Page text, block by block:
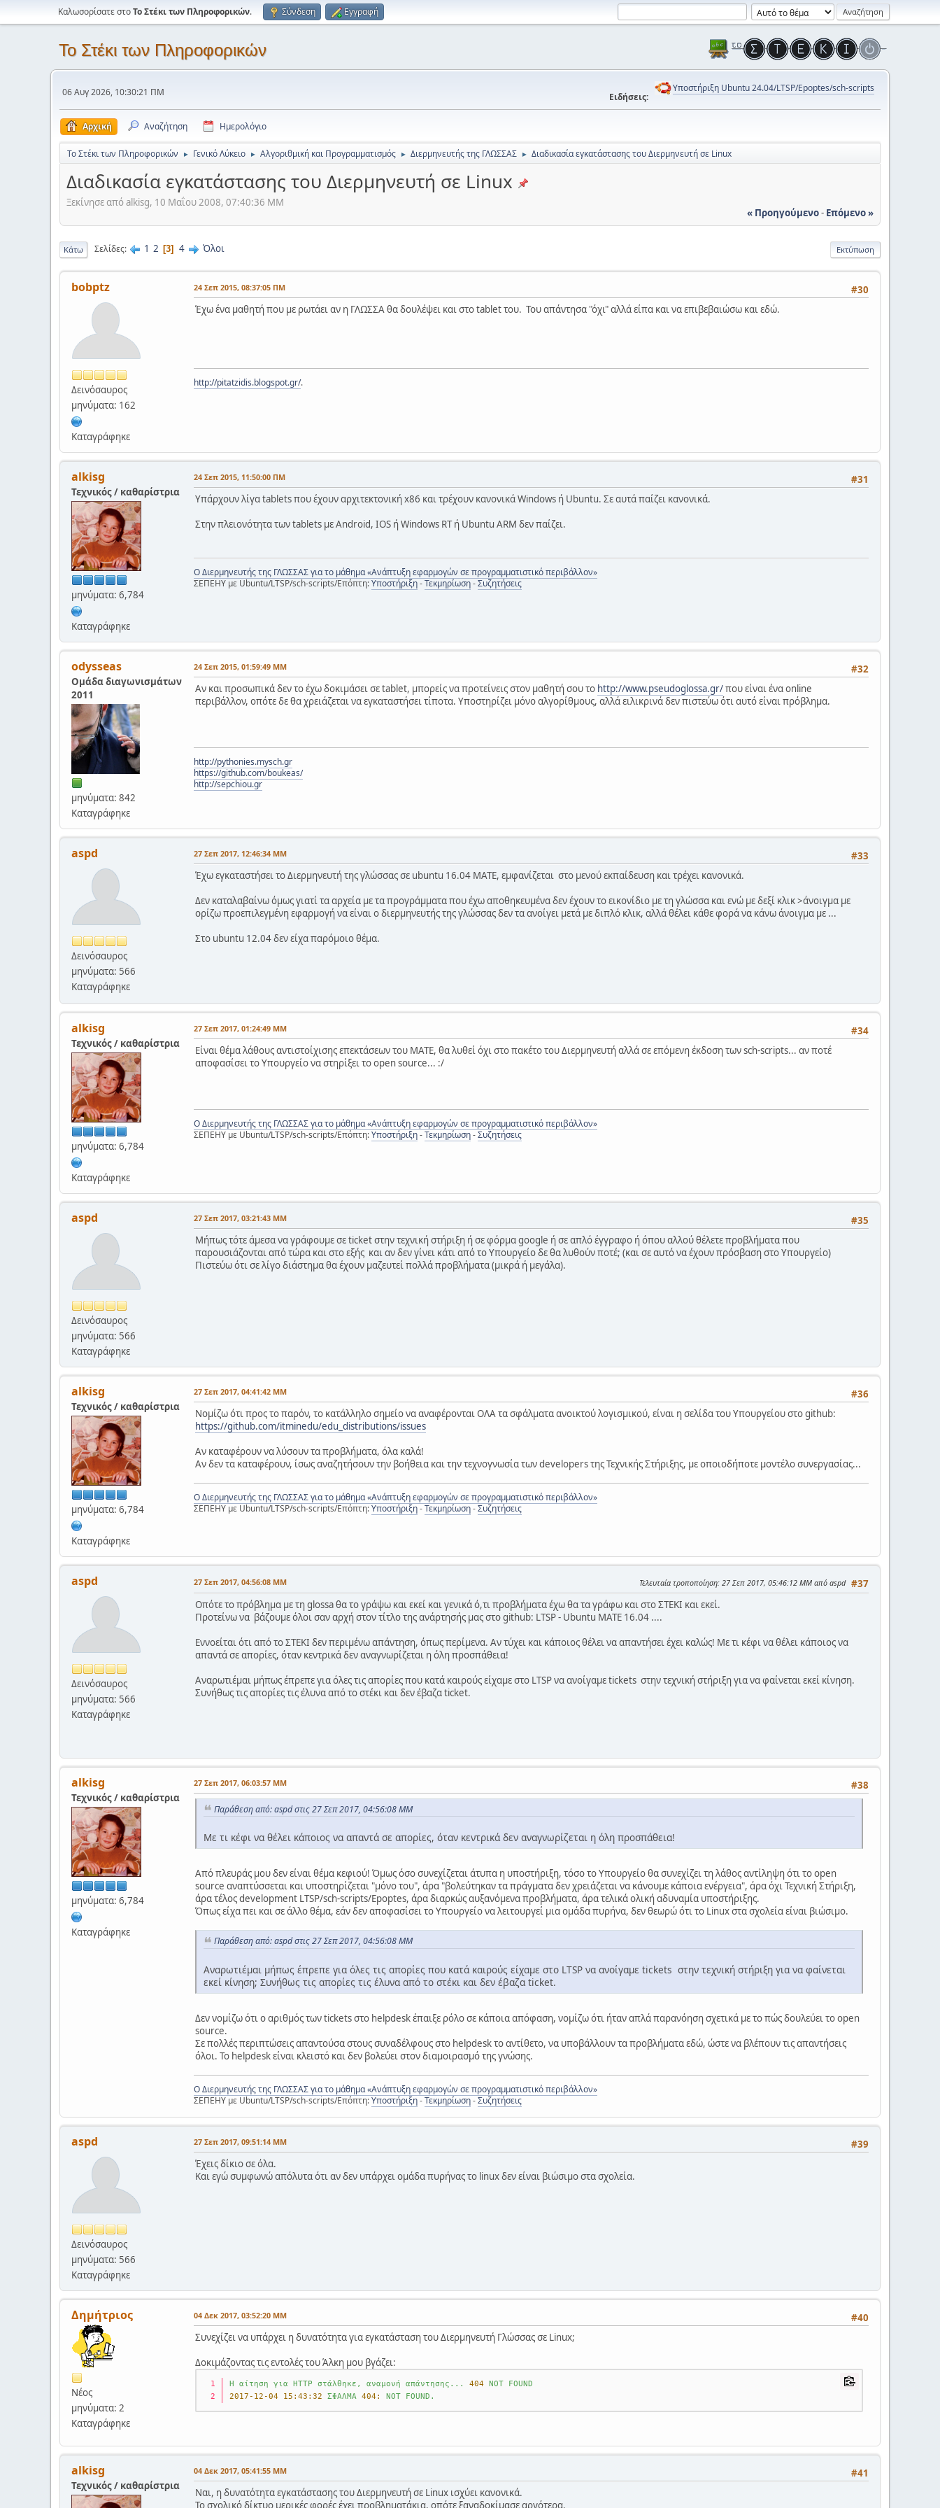
Καλωσορίσατε στοΤο Στέκι των Πληροφορικών. Σύνδεση Εγγραφή
Το Στέκι των Πληροφορικών
06 Αυγ 2026, 10:30:21 ΠΜ Ειδήσεις:
Υποστήριξη Ubuntu 24.04/LTSP/Epoptes/sch-scripts
Αρχική Αναζήτηση Ημερολόγιο
Το Στέκι των Πληροφορικών ► Γενικό Λύκειο ► Αλγοριθμική και Προγραμματισμός ► Διερμηνευτής της ΓΛΩΣΣΑΣ ► Διαδικασία εγκατάστασης του Διερμηνευτή σε Linux
Διαδικασία εγκατάστασης του Διερμηνευτή σε Linux
Ξεκίνησε από alkisg, 10 Μαΐου 2008, 07:40:36 ΜΜ
« Προηγούμενο- Επόμενο »
Εκτύπωση
Κάτω Σελίδες 1 2 3 4 Όλοι
bobptz
Δεινόσαυρος
μηνύματα: 162
Καταγράφηκε
#30
24 Σεπ 2015, 08:37:05 ΠΜ
Έχω ένα μαθητή που με ρωτάει αν η ΓΛΩΣΣΑ θα δουλέψει και στο tablet του. Του απάντησα "όχι" αλλά είπα και να επιβεβαιώσω και εδώ.
http://pitatzidis.blogspot.gr/.
alkisg
Τεχνικός / καθαρίστρια
μηνύματα: 6,784
Καταγράφηκε
#31
24 Σεπ 2015, 11:50:00 ΠΜ
Υπάρχουν λίγα tablets που έχουν αρχιτεκτονική x86 και τρέχουν κανονικά Windows ή Ubuntu. Σε αυτά παίζει κανονικά.
Στην πλειονότητα των tablets με Android, IOS ή Windows RT ή Ubuntu ARM δεν παίζει.
Ο Διερμηνευτής της ΓΛΩΣΣΑΣ για το μάθημα «Ανάπτυξη εφαρμογών σε προγραμματιστικό περιβάλλον»
ΣΕΠΕΗΥ με Ubuntu/LTSP/sch-scripts/Επόπτη:Υποστήριξη-Τεκμηρίωση-Συζητήσεις
odysseas
Ομάδα διαγωνισμάτων
2011
μηνύματα: 842
Καταγράφηκε
#32
24 Σεπ 2015, 01:59:49 ΜΜ
Αν και προσωπικά δεν το έχω δοκιμάσει σε tablet, μπορείς να προτείνεις στον μαθητή σου το http://www.pseudoglossa.gr/που είναι ένα online
περιβάλλον, οπότε δε θα χρειάζεται να εγκαταστήσει τίποτα. Υποστηρίζει μόνο αλγορίθμους, αλλά ειλικρινά δεν πιστεύω ότι αυτό είναι πρόβλημα.
http://pythonies.mysch.gr
https://github.com/boukeas/
http://sepchiou.gr
aspd
Δεινόσαυρος
μηνύματα: 566
Καταγράφηκε
#33
27 Σεπ 2017, 12:46:34 ΜΜ
Έχω εγκαταστήσει το Διερμηνευτή της γλώσσας σε ubuntu 16.04 MATE, εμφανίζεται στο μενού εκπαίδευση και τρέχει κανονικά.
Δεν καταλαβαίνω όμως γιατί τα αρχεία με τα προγράμματα που έχω αποθηκευμένα δεν έχουν το εικονίδιο με τη γλώσσα και ενώ με δεξί κλικ >άνοιγμα με
ορίζω προεπιλεγμένη εφαρμογή να είναι ο διερμηνευτής της γλώσσας δεν τα ανοίγει μετά με διπλό κλικ, αλλά θέλει κάθε φορά να κάνω άνοιγμα με ...
Στο ubuntu 12.04 δεν είχα παρόμοιο θέμα.
alkisg
Τεχνικός / καθαρίστρια
μηνύματα: 6,784
Καταγράφηκε
#34
27 Σεπ 2017, 01:24:49 ΜΜ
Είναι θέμα λάθους αντιστοίχισης επεκτάσεων του MATE, θα λυθεί όχι στο πακέτο του Διερμηνευτή αλλά σε επόμενη έκδοση των sch-scripts... αν ποτέ
αποφασίσει το Υπουργείο να στηρίξει το open source... :/
Ο Διερμηνευτής της ΓΛΩΣΣΑΣ για το μάθημα «Ανάπτυξη εφαρμογών σε προγραμματιστικό περιβάλλον»
ΣΕΠΕΗΥ με Ubuntu/LTSP/sch-scripts/Επόπτη:Υποστήριξη-Τεκμηρίωση-Συζητήσεις
aspd
Δεινόσαυρος
μηνύματα: 566
Καταγράφηκε
#35
27 Σεπ 2017, 03:21:43 ΜΜ
Μήπως τότε άμεσα να γράφουμε σε ticket στην τεχνική στήριξη ή σε φόρμα google ή σε απλό έγγραφο ή όπου αλλού θέλετε προβλήματα που
παρουσιάζονται από τώρα και στο εξής και αν δεν γίνει κάτι από το Υπουργείο δε θα λυθούν ποτέ; (και σε αυτό να έχουν πρόσβαση στο Υπουργείο)
Πιστεύω ότι σε λίγο διάστημα θα έχουν μαζευτεί πολλά προβλήματα (μικρά ή μεγάλα).
alkisg
Τεχνικός / καθαρίστρια
μηνύματα: 6,784
Καταγράφηκε
#36
27 Σεπ 2017, 04:41:42 ΜΜ
Νομίζω ότι προς το παρόν, το κατάλληλο σημείο να αναφέρονται ΟΛΑ τα σφάλματα ανοικτού λογισμικού, είναι η σελίδα του Υπουργείου στο github:
https://github.com/itminedu/edu_distributions/issues
Αν καταφέρουν να λύσουν τα προβλήματα, όλα καλά!
Αν δεν τα καταφέρουν, ίσως αναζητήσουν την βοήθεια και την τεχνογνωσία των developers της Τεχνικής Στήριξης, με οποιοδήποτε μοντέλο συνεργασίας...
Ο Διερμηνευτής της ΓΛΩΣΣΑΣ για το μάθημα «Ανάπτυξη εφαρμογών σε προγραμματιστικό περιβάλλον»
ΣΕΠΕΗΥ με Ubuntu/LTSP/sch-scripts/Επόπτη:Υποστήριξη-Τεκμηρίωση-Συζητήσεις
aspd
Δεινόσαυρος
μηνύματα: 566
Καταγράφηκε
#37
27 Σεπ 2017, 04:56:08 ΜΜ Τελευταία τροποποίηση: 27 Σεπ 2017, 05:46:12 ΜΜ από aspd
Οπότε το πρόβλημα με τη glossa θα το γράψω και εκεί και γενικά ό,τι προβλήματα έχω θα τα γράφω και στο ΣΤΕΚΙ και εκεί.
Προτείνω να βάζουμε όλοι σαν αρχή στον τίτλο της ανάρτησής μας στο github: LTSP - Ubuntu MATE 16.04 ....
Εννοείται ότι από το ΣΤΕΚΙ δεν περιμένω απάντηση, όπως περίμενα. Αν τύχει και κάποιος θέλει να απαντήσει έχει καλώς! Με τι κέφι να θέλει κάποιος να
απαντά σε απορίες, όταν κεντρικά δεν αναγνωρίζεται η όλη προσπάθεια!
Αναρωτιέμαι μήπως έπρεπε για όλες τις απορίες που κατά καιρούς είχαμε στο LTSP να ανοίγαμε tickets στην τεχνική στήριξη για να φαίνεται εκεί κίνηση.
Συνήθως τις απορίες τις έλυνα από το στέκι και δεν έβαζα ticket.
alkisg
Τεχνικός / καθαρίστρια
μηνύματα: 6,784
Καταγράφηκε
#38
27 Σεπ 2017, 06:03:57 ΜΜ
Παράθεση από: aspd στις 27 Σεπ 2017, 04:56:08 ΜΜ
Με τι κέφι να θέλει κάποιος να απαντά σε απορίες, όταν κεντρικά δεν αναγνωρίζεται η όλη προσπάθεια!
Από πλευράς μου δεν είναι θέμα κεφιού! Όμως όσο συνεχίζεται άτυπα η υποστήριξη, τόσο το Υπουργείο θα συνεχίζει τη λάθος αντίληψη ότι το open
source αναπτύσσεται και υποστηρίζεται "μόνο του", άρα "βολεύτηκαν τα πράγματα δεν χρειάζεται να κάνουμε κάποια ενέργεια", άρα όχι Τεχνική Στήριξη,
άρα τέλος development LTSP/sch-scripts/Epoptes, άρα διαρκώς αυξανόμενα προβλήματα, άρα τελικά ολική αδυναμία υποστήριξης.
Όπως είχα πει και σε άλλο θέμα, εάν δεν αποφασίσει το Υπουργείο να λειτουργεί μια ομάδα πυρήνα, δεν θεωρώ ότι το Linux στα σχολεία είναι βιώσιμο.
Παράθεση από: aspd στις 27 Σεπ 2017, 04:56:08 ΜΜ
Αναρωτιέμαι μήπως έπρεπε για όλες τις απορίες που κατά καιρούς είχαμε στο LTSP να ανοίγαμε tickets στην τεχνική στήριξη για να φαίνεται
εκεί κίνηση; Συνήθως τις απορίες τις έλυνα από το στέκι και δεν έβαζα ticket.
Δεν νομίζω ότι ο αριθμός των tickets στο helpdesk έπαιξε ρόλο σε κάποια απόφαση, νομίζω ότι ήταν απλά παρανόηση σχετικά με το πώς δουλεύει το open
source.
Σε πολλές περιπτώσεις απαντούσα στους συναδέλφους στο helpdesk το αντίθετο, να υποβάλλουν τα προβλήματα εδώ, ώστε να βλέπουν τις απαντήσεις
όλοι. Το helpdesk είναι κλειστό και δεν βολεύει στον διαμοιρασμό της γνώσης.
Ο Διερμηνευτής της ΓΛΩΣΣΑΣ για το μάθημα «Ανάπτυξη εφαρμογών σε προγραμματιστικό περιβάλλον»
ΣΕΠΕΗΥ με Ubuntu/LTSP/sch-scripts/Επόπτη:Υποστήριξη-Τεκμηρίωση-Συζητήσεις
aspd
Δεινόσαυρος
μηνύματα: 566
Καταγράφηκε
#39
27 Σεπ 2017, 09:51:14 ΜΜ
Έχεις δίκιο σε όλα.
Και εγώ συμφωνώ απόλυτα ότι αν δεν υπάρχει ομάδα πυρήνας το linux δεν είναι βιώσιμο στα σχολεία.
Δημήτριος
Νέος
μηνύματα: 2
Καταγράφηκε
#40
04 Δεκ 2017, 03:52:20 ΜΜ
Συνεχίζει να υπάρχει η δυνατότητα για εγκατάσταση του Διερμηνευτή Γλώσσας σε Linux;
Δοκιμάζοντας τις εντολές του Άλκη μου βγάζει:
Η αίτηση για HTTP στάλθηκε, αναμονή απάντησης... 404 NOT
FOUND
2017-12-04 15:43:32
ΣΦΑΛΜΑ 404: NOT FOUND.
alkisg
Τεχνικός / καθαρίστρια
#41
04 Δεκ 2017, 05:41:55 ΜΜ
Ναι, η δυνατότητα εγκατάστασης του Διερμηνευτή σε Linux ισχύει κανονικά.
Το σχολικό δίκτυο μερικές φορές έχει προβληματάκια, οπότε ξαναδοκίμασε αργότερα.